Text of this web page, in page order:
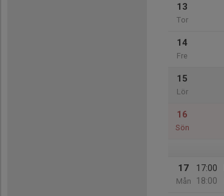
13
Tor
14
Fre
15
Lör
16
Sön
17
Mån
17:00
18:00